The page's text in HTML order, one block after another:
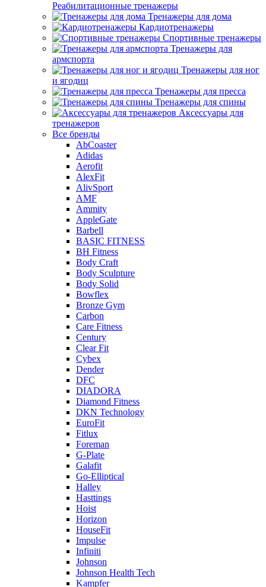
Реабилитационные тренажеры
Тренажеры для дома
Кардиотренажеры
Спортивные тренажеры
Тренажеры для
армспорта
Тренажеры для ног
и ягодиц
Тренажеры для пресса
Тренажеры для спины
Аксессуары для
тренажеров
Все бренды
AbCoaster
Adidas
Aerofit
AlexFit
AlivSport
AMF
Ammity
AppleGate
Barbell
BASIC FITNESS
BH Fitness
Body Craft
Body Sculpture
Body Solid
Bowflex
Bronze Gym
Carbon
Care Fitness
Century
Clear Fit
Cybex
Dender
DFC
DIADORA
Diamond Fitness
DKN Technology
EuroFit
Fitlux
Foreman
G-Plate
Galafit
Go-Elliptical
Halley
Hasttings
Hoist
Horizon
HouseFit
Impulse
Infiniti
Johnson
Johnson Health Tech
Kampfer